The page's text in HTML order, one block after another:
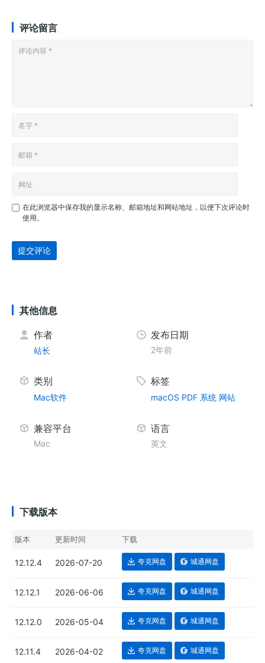
评论留言
在此浏览器中保存我的显示名称、邮箱地址和网站地址，以便下次评论时
使用。
提交评论
其他信息
作者
站长
发布日期
2年前
类别
Mac软件
标签
macOS PDF 系统 网站
兼容平台
Mac
语言
英文
下载版本
版本 更新时间 下载
12.12.4 2026-07-20 夸克网盘 城通网盘
12.12.1 2026-06-06 夸克网盘 城通网盘
12.12.0 2026-05-04 夸克网盘 城通网盘
12.11.4 2026-04-02 夸克网盘 城通网盘